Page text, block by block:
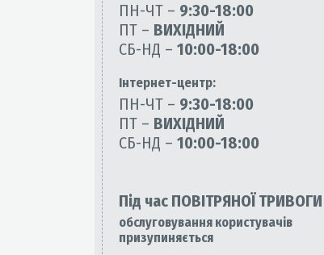
ПН-ЧТ – 9:30-18:00
ПТ – ВИХІДНИЙ
СБ-НД – 10:00-18:00
Інтернет-центр:
ПН-ЧТ – 9:30-18:00
ПТ – ВИХІДНИЙ
СБ-НД – 10:00-18:00
Під час ПОВІТРЯНОЇ ТРИВОГИ
обслуговування користувачів
призупиняється